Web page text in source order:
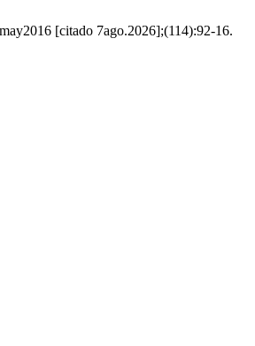
[citado 7ago.2026];(114):92-16.